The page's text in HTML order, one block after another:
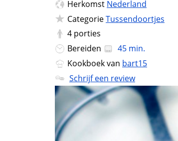
Herkomst Nederland
CategorieTussendoortjes
4 porties
Bereiden
45 min.
Kookboek van bart15
Schrijf een review